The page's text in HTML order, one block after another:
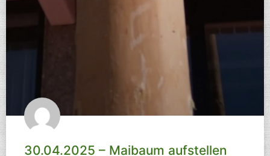
30.04.2025 – Maibaum aufstellen